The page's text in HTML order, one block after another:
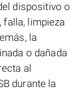
dispositivo o
limpieza
la
o dañada
al
durante la